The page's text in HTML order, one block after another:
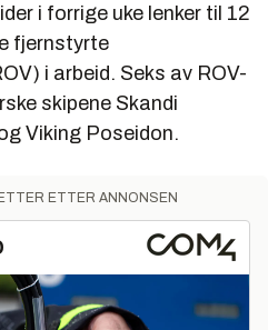
i forrige uke lenker til 12
fjernstyrte
i arbeid. Seks av ROV-
skipene Skandi
Viking Poseidon.
ETTER ANNONSEN